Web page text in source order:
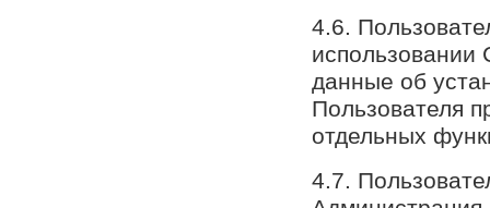
4.6.
использовании
данные об
Пользователя
отдельных
4.7.